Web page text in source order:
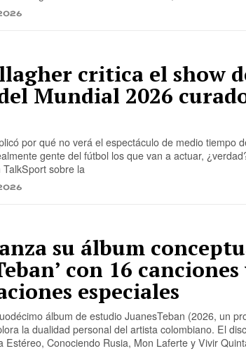
critica el show
Mundial 2026
por qué no verá el espectáculo de medio tiempo
gente del fútbol los que van a actuar,
sobre la
su álbum
con 16 canciones
especiales
álbum de estudio JuanesTeban (2026, un
la dualidad personal del artista colombiano. El
Estéreo, Conociendo Rusia, Mon Laferte y Vivir